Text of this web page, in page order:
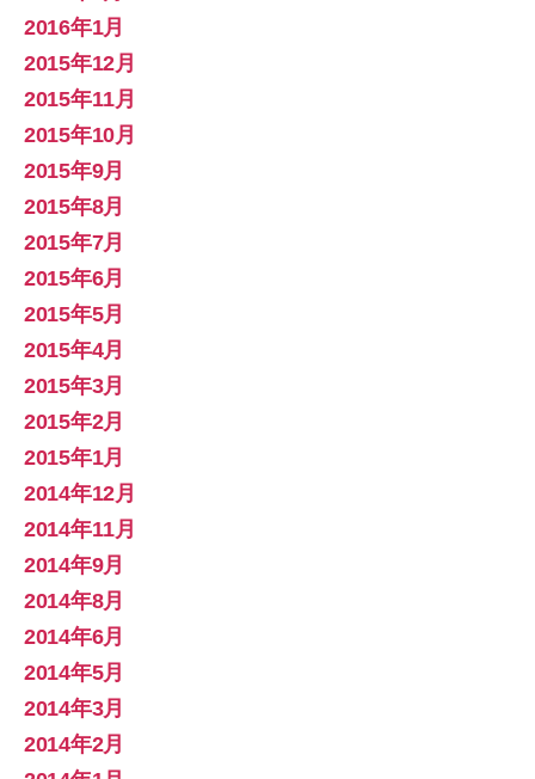
2016年1月
2015年12月
2015年11月
2015年10月
2015年9月
2015年8月
2015年7月
2015年6月
2015年5月
2015年4月
2015年3月
2015年2月
2015年1月
2014年12月
2014年11月
2014年9月
2014年8月
2014年6月
2014年5月
2014年3月
2014年2月